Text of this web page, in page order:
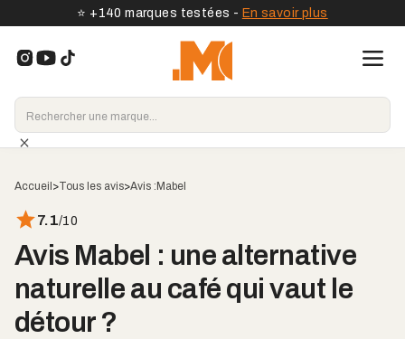
⭐️ +140 marques testées - En savoir plus
Accueil>Tous les avis>Avis :Mabel
7.1/10
Avis Mabel : une alternative
naturelle au café qui vaut le
détour ?